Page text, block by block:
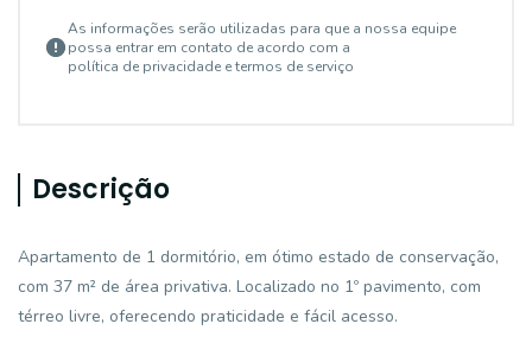
As informações serão utilizadas para que a nossa equipe
possa entrar em contato de acordo com a
política de privacidade e termos de serviço
Descrição
Apartamento de 1 dormitório, em ótimo estado de conservação,
com 37 m² de área privativa. Localizado no 1º pavimento, com
térreo livre, oferecendo praticidade e fácil acesso.